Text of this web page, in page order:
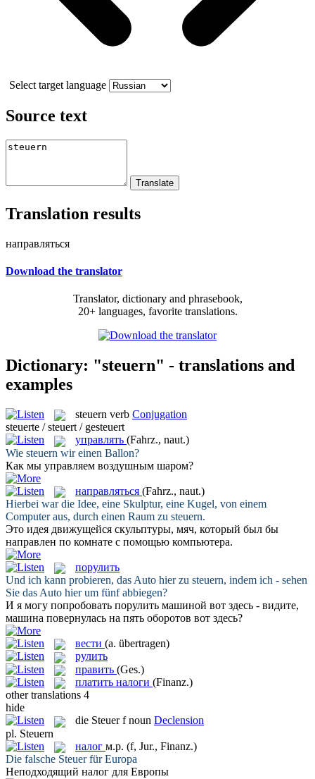
Select target language
Source text
Translation results
направляться
Download the translator
Translator, dictionary and phrasebook,
20+ languages, favorite translations.
Dictionary: "steuern" - translations and
examples
steuern verb Conjugation
steuerte / steuert / gesteuert
управлять (Fahrz., naut.)
Wie steuern wir einen Ballon?
Как мы управляем воздушным шаром?
направляться (Fahrz., naut.)
Hierbei war die Idee, eine Skulptur, eine Kugel, von einem
Computer aus, durch einen Raum zu steuern.
Это идея движущейся скульптуры, мяч, который был бы
направлен по комнате с помощью компьютера.
порулить
Und ich kann probieren, das Auto hier zu steuern, indem ich - sehen
Sie das Auto hier um fünf abbiegen?
И я могу попробовать порулить машиной вот здесь - видите,
машина повернулась на пять оборотов вот здесь?
вести (a. übertragen)
рулить
править (Ges.)
платить налоги (Finanz.)
other translations 4
hide
die Steuer f noun Declension
pl. Steuern
налог м.р. (f, Jur., Finanz.)
Die falsche Steuerfür Europa
Неподходящий налог для Европы